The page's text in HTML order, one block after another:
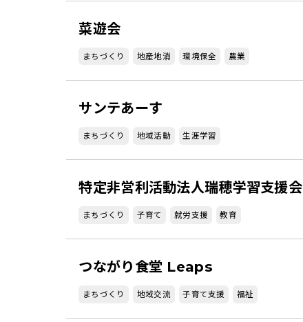
菜遊会
まちづくり 地産地消 環境保全 農業
サンテあーす
まちづくり 地域活動 生涯学習
特定非営利活動法人瑞穂学習支援会
まちづくり 子育て 就労支援 教育
つながり食堂 Leaps
まちづくり 地域交流 子育て支援 福祉